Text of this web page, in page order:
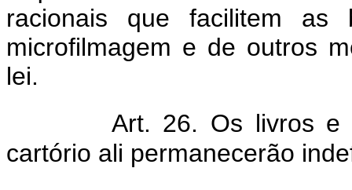
racionais que facilitem as
microfilmagem e de outros
lei.
Art. 26. Os livros e
cartório ali permanecerão